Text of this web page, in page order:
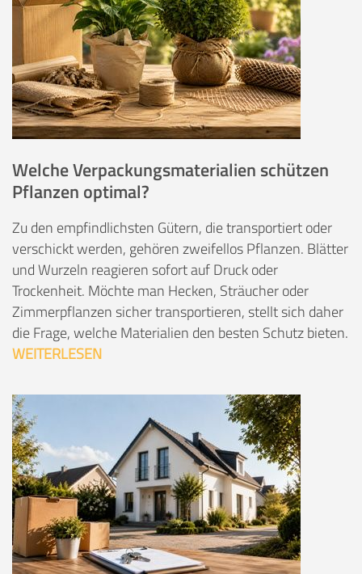
Welche Verpackungsmaterialien schützen
Pflanzen optimal?
Zu den empfindlichsten Gütern, die transportiert oder
verschickt werden, gehören zweifellos Pflanzen. Blätter
und Wurzeln reagieren sofort auf Druck oder
Trockenheit. Möchte man Hecken, Sträucher oder
Zimmerpflanzen sicher transportieren, stellt sich daher
die Frage, welche Materialien den besten Schutz bieten.
WEITERLESEN